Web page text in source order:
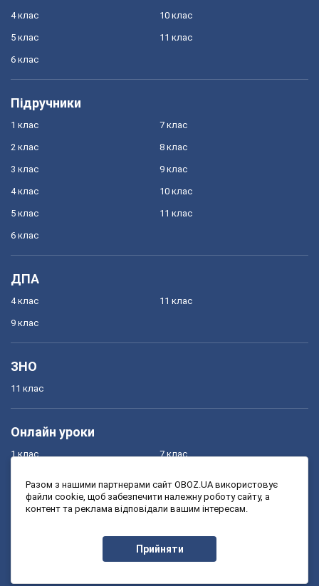
4 клас
5 клас
6 клас
10 клас
11 клас
Підручники
1 клас
2 клас
3 клас
4 клас
5 клас
6 клас
7 клас
8 клас
9 клас
10 клас
11 клас
ДПА
4 клас
9 клас
11 клас
ЗНО
11 клас
Онлайн уроки
1 клас
3 клас
7 клас
9 клас
Разом з нашими партнерами сайт OBOZ.UA використовує
файли cookie, щоб забезпечити належну роботу сайту, а
контент та реклама відповідали вашим інтересам.
Прийняти